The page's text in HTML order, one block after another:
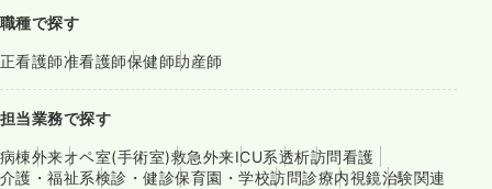
職種で探す
正看護師准看護師保健師助産師
担当業務で探す
病棟外来オペ室(手術室)救急外来ICU系透析訪問看護
介護・福祉系検診・健診保育園・学校訪問診療内視鏡治験関連